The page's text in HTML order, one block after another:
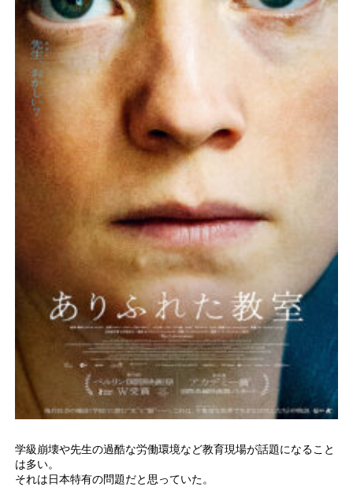
学級崩壊や先生の過酷な労働環境など教育現場が話題になること
は多い。
それは日本特有の問題だと思っていた。